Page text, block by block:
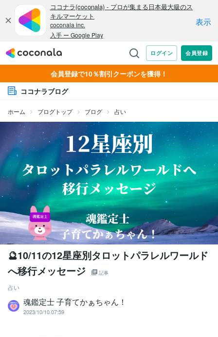
会員登録で10％割引クーポンを獲得！
ココナラブログ
ホーム ブログトップ ブログ 占い
🔮10/11の12星座別タロットパラレルワールド
へ移行メッセージ
記事
占い
魂鑑定士 子育てかぁちゃん！
2023/10/10 07:59